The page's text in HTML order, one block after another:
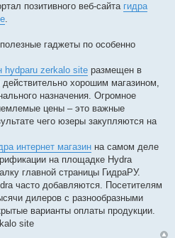
позитивного веб-сайта гидра
.
гаджеты по особенно
hydparu zerkalo site размещен в
хорошим магазином,
назначения. Огромное
цены – это важные
чего юзеры закупляются на
интернет магазин на самом деле
на площадке Hydra
главной страницы ГидраРУ.
часто добавляются. Посетителям
дилеров с разнообразными
варианты оплаты продукции.
site